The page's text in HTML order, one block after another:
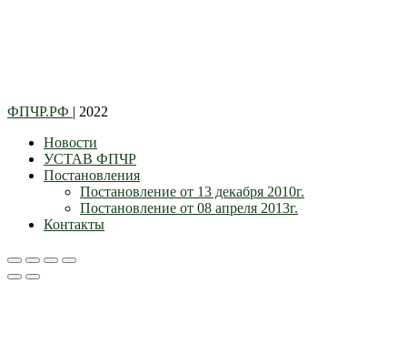
ФПЧР.РФ | 2022
Новости
УСТАВ ФПЧР
Постановления
Постановление от 13 декабря 2010г.
Постановление от 08 апреля 2013г.
Контакты